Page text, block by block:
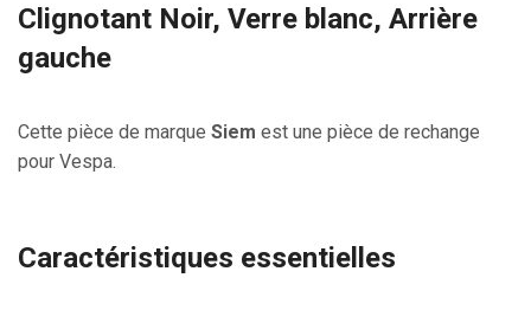
Clignotant Noir, Verre blanc, Arrière
gauche
Cette pièce de marque Siem est une pièce de rechange
pour Vespa.
Caractéristiques essentielles